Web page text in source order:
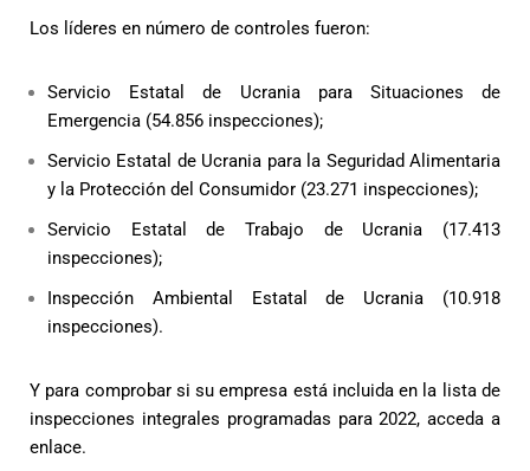
Los líderes en número de controles fueron:
Servicio Estatal de Ucrania para Situaciones de
Emergencia (54.856 inspecciones);
Servicio Estatal de Ucrania para la Seguridad Alimentaria
y la Protección del Consumidor (23.271 inspecciones);
Servicio Estatal de Trabajo de Ucrania (17.413
inspecciones);
Inspección Ambiental Estatal de Ucrania (10.918
inspecciones).
Y para comprobar si su empresa está incluida en la lista de
inspecciones integrales programadas para 2022, acceda a
enlace.